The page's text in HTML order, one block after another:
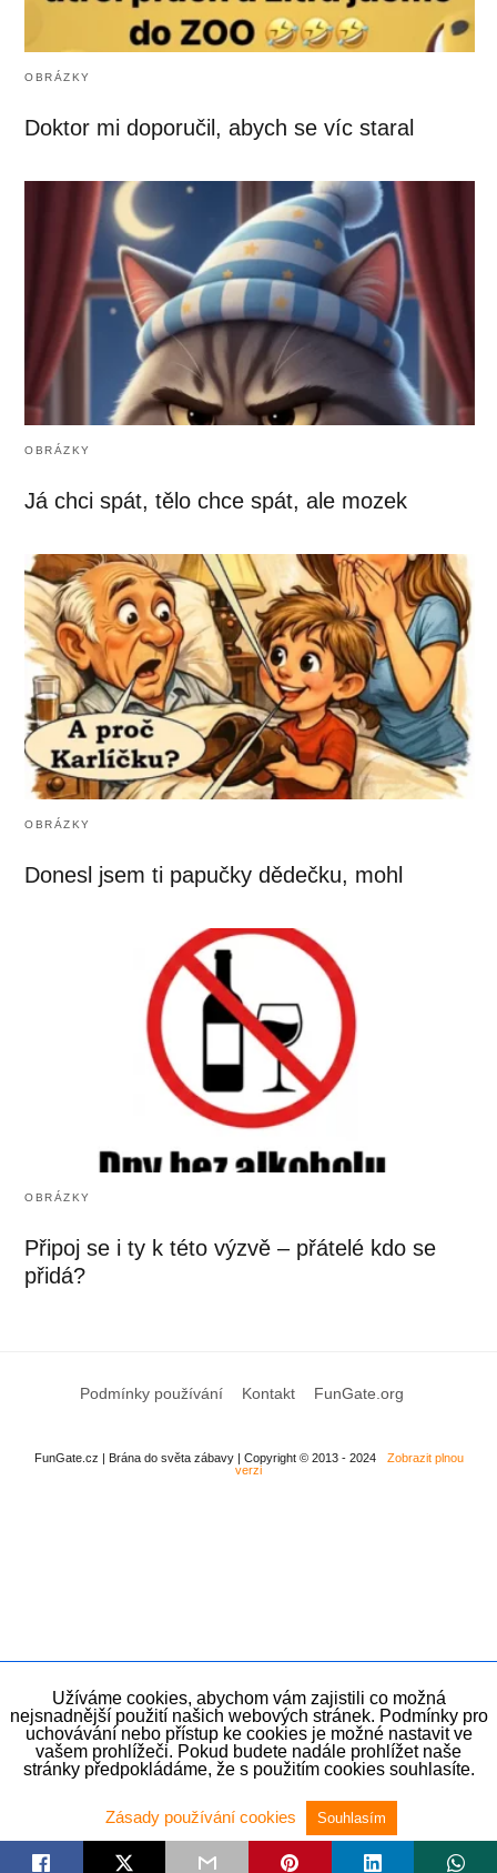
OBRÁZKY
Doktor mi doporučil, abych se víc staral
OBRÁZKY
Já chci spát, tělo chce spát, ale mozek
OBRÁZKY
Donesl jsem ti papučky dědečku, mohl
OBRÁZKY
Připoj se i ty k této výzvě – přátelé kdo se
přidá?
Podmínky používání Kontakt FunGate.org
FunGate.cz | Brána do světa zábavy | Copyright © 2013 - 2024
Zobrazit plnou
verzi
Užíváme cookies, abychom vám zajistili co možná
nejsnadnější použití našich webových stránek. Podmínky pro
uchovávání nebo přístup ke cookies je možné nastavit ve
vašem prohlížeči. Pokud budete nadále prohlížet naše
stránky předpokládáme, že s použitím cookies souhlasíte.
Zásady používání cookies Souhlasím